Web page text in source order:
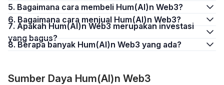
5. Bagaimana cara membeli Hum(AI)n Web3?
6. Bagaimana cara menjual Hum(AI)n Web3?
7. Apakah Hum(AI)n Web3 merupakan investasi
yang bagus?
8. Berapa banyak Hum(AI)n Web3 yang ada?
Sumber Daya Hum(AI)n Web3